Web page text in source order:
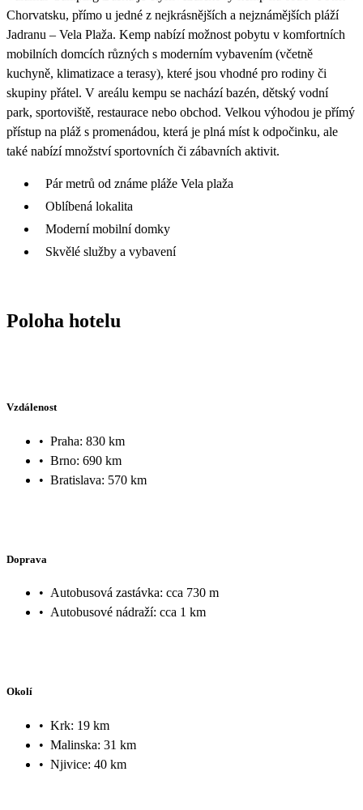
Chorvatsku, přímo u jedné z nejkrásnějších a nejznámějších pláží
Jadranu – Vela Plaža. Kemp nabízí možnost pobytu v komfortních
mobilních domcích různých s moderním vybavením (včetně
kuchyně, klimatizace a terasy), které jsou vhodné pro rodiny či
skupiny přátel. V areálu kempu se nachází bazén, dětský vodní
park, sportoviště, restaurace nebo obchod. Velkou výhodou je přímý
přístup na pláž s promenádou, která je plná míst k odpočinku, ale
také nabízí množství sportovních či zábavních aktivit.
Pár metrů od známe pláže Vela plaža
Oblíbená lokalita
Moderní mobilní domky
Skvělé služby a vybavení
Poloha hotelu
Vzdálenost
• Praha: 830 km
• Brno: 690 km
• Bratislava: 570 km
Doprava
• Autobusová zastávka: cca 730 m
• Autobusové nádraží: cca 1 km
Okolí
• Krk: 19 km
• Malinska: 31 km
• Njivice: 40 km